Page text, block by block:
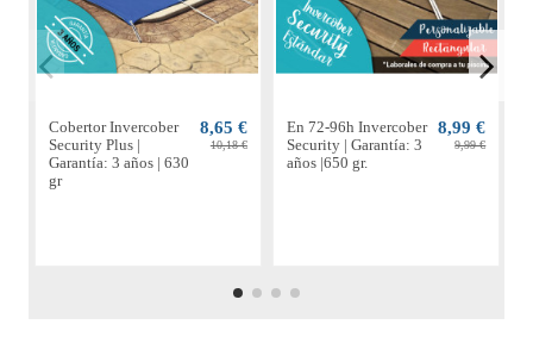
Cobertor Invercober
Security Plus |
Garantía: 3 años | 630
gr
8,65 €
10,18 €
En 72-96h Invercober
Security | Garantía: 3
años |650 gr.
8,99 €
9,99 €